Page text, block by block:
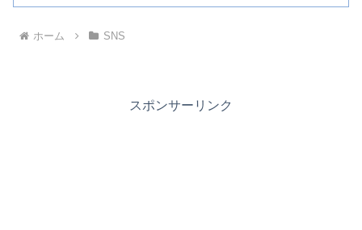
ホーム SNS
スポンサーリンク